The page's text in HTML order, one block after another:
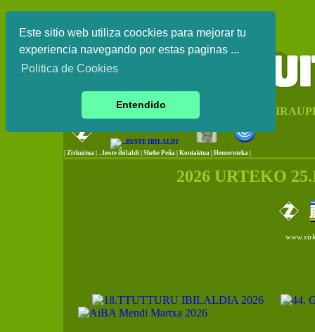
Este sitio web utiliza coockies para mejorar tu
experiencia navegando por estas paginas ...
Politica de Cookies
Entendido
EUSKAL HERRIKO
Zirkuitua ...beste ibilaldi Shebe Peña Kontaktua Hemeroteka |
2026 URTEKO